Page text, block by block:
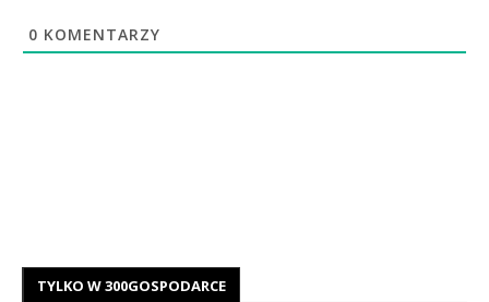
0 KOMENTARZY
TYLKO W 300GOSPODARCE